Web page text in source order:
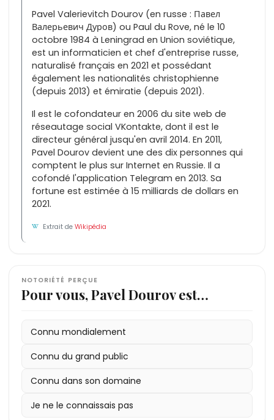
Pavel Valerievitch Dourov (en russe : Павел
Валерьевич Дуров) ou Paul du Rove, né le 10
octobre 1984 à Leningrad en Union soviétique,
est un informaticien et chef d'entreprise russe,
naturalisé français en 2021 et possédant
également les nationalités christophienne
(depuis 2013) et émiratie (depuis 2021).
Il est le cofondateur en 2006 du site web de
réseautage social VKontakte, dont il est le
directeur général jusqu'en avril 2014. En 2011,
Pavel Dourov devient une des dix personnes qui
comptent le plus sur Internet en Russie. Il a
cofondé l'application Telegram en 2013. Sa
fortune est estimée à 15 milliards de dollars en
2021.
Extrait deWikipédia
NOTORIÉTÉ PERÇUE
Pour vous, Pavel Dourov est…
Connu mondialement
Connu du grand public
Connu dans son domaine
Je ne le connaissais pas